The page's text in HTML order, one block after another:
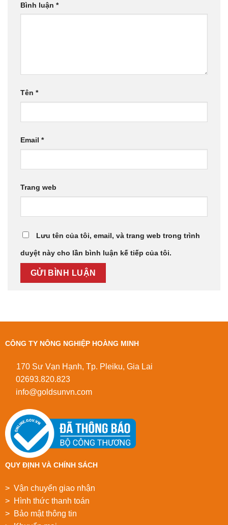
Bình luận *
Tên *
Email *
Trang web
Lưu tên của tôi, email, và trang web trong trình
duyệt này cho lần bình luận kế tiếp của tôi.
CÔNG TY NÔNG NGHIỆP HOÀNG MINH
170 Sư Vạn Hạnh, Tp. Pleiku, Gia Lai
02693.820.823
info@goldsunvn.com
QUY ĐỊNH VÀ CHÍNH SÁCH
> Vận chuyển giao nhận
> Hình thức thanh toán
> Bảo mật thông tin